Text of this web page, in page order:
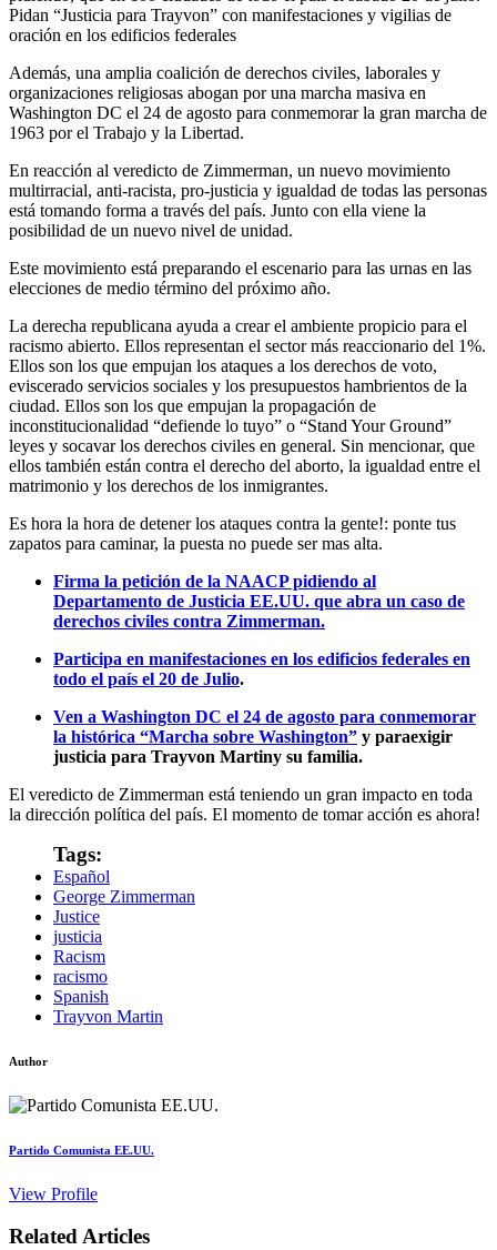
Pidan “Justicia para Trayvon” con manifestaciones y vigilias de
oración en los edificios federales
Además, una amplia coalición de derechos civiles, laborales y
organizaciones religiosas abogan por una marcha masiva en
Washington DC el 24 de agosto para conmemorar la gran marcha de
1963 por el Trabajo y la Libertad.
En reacción al veredicto de Zimmerman, un nuevo movimiento
multirracial, anti-racista, pro-justicia y igualdad de todas las personas
está tomando forma a través del país. Junto con ella viene la
posibilidad de un nuevo nivel de unidad.
Este movimiento está preparando el escenario para las urnas en las
elecciones de medio término del próximo año.
La derecha republicana ayuda a crear el ambiente propicio para el
racismo abierto. Ellos representan el sector más reaccionario del 1%.
Ellos son los que empujan los ataques a los derechos de voto,
eviscerado servicios sociales y los presupuestos hambrientos de la
ciudad. Ellos son los que empujan la propagación de
inconstitucionalidad “defiende lo tuyo” o “Stand Your Ground”
leyes y socavar los derechos civiles en general. Sin mencionar, que
ellos también están contra el derecho del aborto, la igualdad entre el
matrimonio y los derechos de los inmigrantes.
Es hora la hora de detener los ataques contra la gente!: ponte tus
zapatos para caminar, la puesta no puede ser mas alta.
Firma la petición de la NAACP pidiendo al
Departamento de Justicia EE.UU. que abra un caso de
derechos civiles contra Zimmerman.
Participa en manifestaciones en los edificios federales en
todo el país el 20 de Julio.
Ven a Washington DC el 24 de agosto para conmemorar
la histórica “Marcha sobre Washington” y paraexigir
justicia para Trayvon Martiny su familia.
El veredicto de Zimmerman está teniendo un gran impacto en toda
la dirección política del país. El momento de tomar acción es ahora!
Tags:
Español
George Zimmerman
Justice
justicia
Racism
racismo
Spanish
Trayvon Martin
Author
Partido Comunista EE.UU.
View Profile
Related Articles